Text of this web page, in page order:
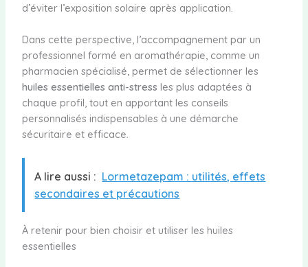
d’éviter l’exposition solaire après application.
Dans cette perspective, l’accompagnement par un
professionnel formé en aromathérapie, comme un
pharmacien spécialisé, permet de sélectionner les
huiles essentielles anti-stress les plus adaptées à
chaque profil, tout en apportant les conseils
personnalisés indispensables à une démarche
sécuritaire et efficace.
A lire aussi : Lormetazepam : utilités, effets
secondaires et précautions
À retenir pour bien choisir et utiliser les huiles
essentielles